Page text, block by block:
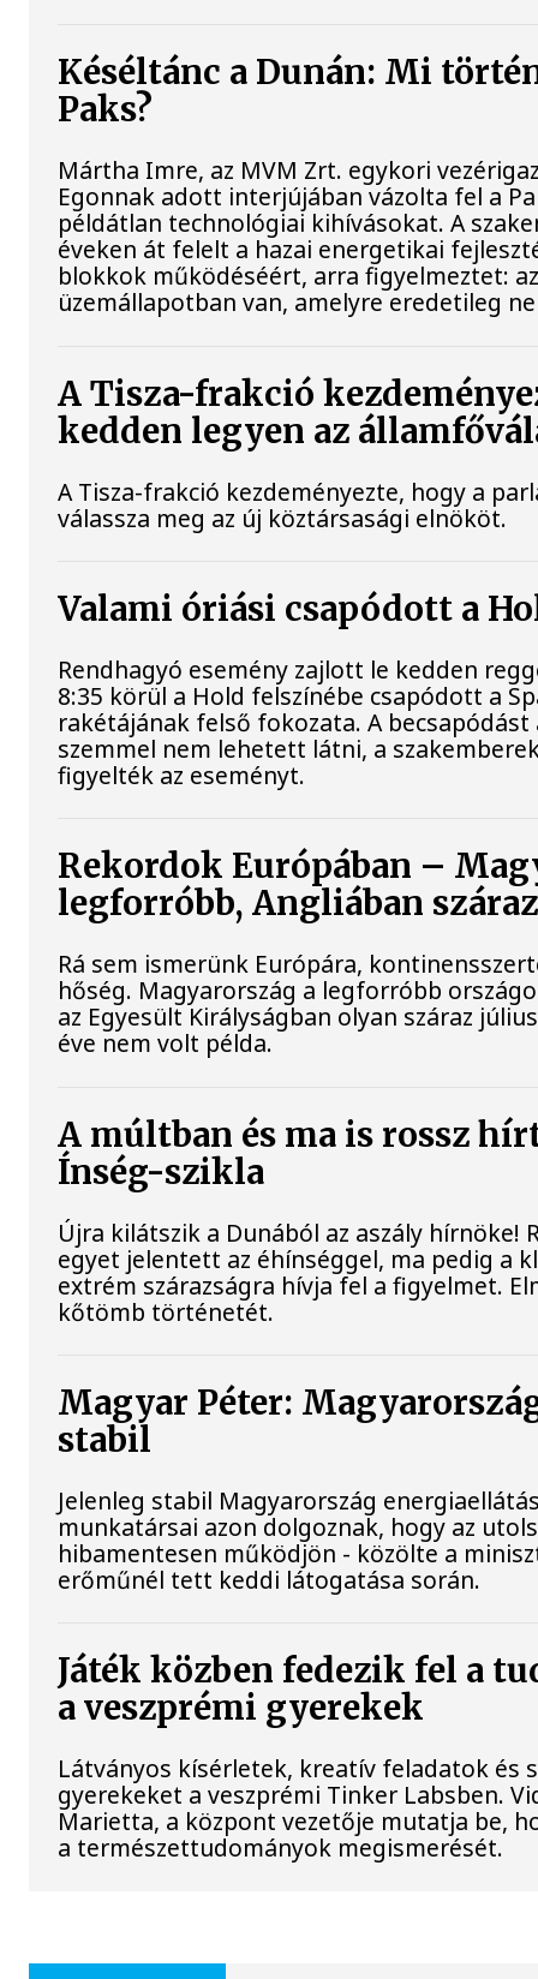
Késéltánc a Dunán: Mi
Paks?
Mártha Imre, az MVM Zrt. egykori
Egonnak adott interjújában vázolta fel a
példátlan technológiai kihívásokat. A
éveken át felelt a hazai energetikai
blokkok működéséért, arra figyelmeztet:
üzemállapotban van, amelyre eredetileg
A Tisza-frakció
kedden legyen az
A Tisza-frakció kezdeményezte, hogy a
válassza meg az új köztársasági elnököt.
Valami óriási csapódott a
Rendhagyó esemény zajlott le kedden
8:35 körül a Hold felszínébe csapódott a
rakétájának felső fokozata. A becsapódást
szemmel nem lehetett látni, a
figyelték az eseményt.
Rekordok Európában –
legforróbb, Angliában
Rá sem ismerünk Európára,
hőség. Magyarország a legforróbb
az Egyesült Királyságban olyan száraz
éve nem volt példa.
A múltban és ma is rossz
Ínség-szikla
Újra kilátszik a Dunából az aszály hírnöke!
egyet jelentett az éhínséggel, ma pedig a
extrém szárazságra hívja fel a figyelmet.
kőtömb történetét.
Magyar Péter:
stabil
Jelenleg stabil Magyarország
munkatársai azon dolgoznak, hogy az
hibamentesen működjön - közölte a
erőműnél tett keddi látogatása során.
Játék közben fedezik fel a
a veszprémi gyerekek
Látványos kísérletek, kreatív feladatok és
gyerekeket a veszprémi Tinker Labsben.
Marietta, a központ vezetője mutatja be,
a természettudományok megismerését.